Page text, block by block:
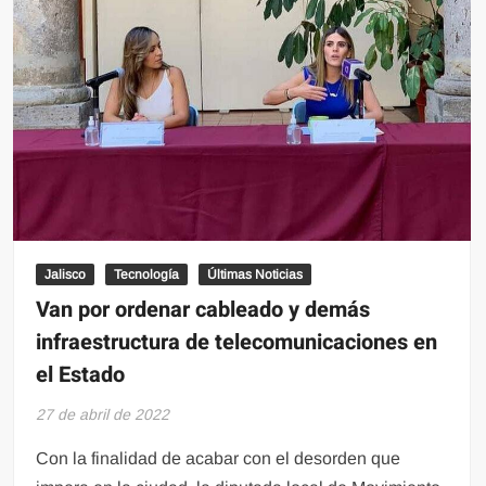
evento
astronómico
en
México?
Jalisco Tecnología Últimas Noticias
Van por ordenar cableado y demás
infraestructura de telecomunicaciones en
el Estado
27 de abril de 2022
Con la finalidad de acabar con el desorden que